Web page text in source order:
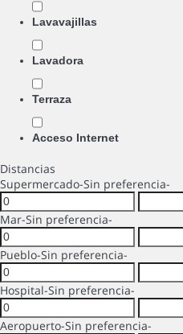
Lavavajillas
Lavadora
Terraza
Acceso Internet
Distancias
Supermercado-Sin preferencia-
Mar-Sin preferencia-
Pueblo-Sin preferencia-
Hospital-Sin preferencia-
Aeropuerto-Sin preferencia-